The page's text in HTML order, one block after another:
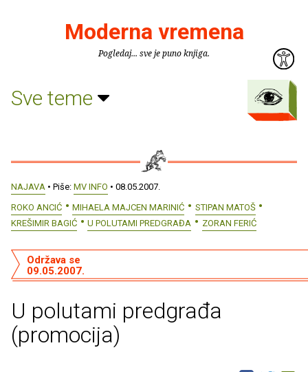
Moderna vremena
Pogledaj... sve je puno knjiga.
Sve teme
NAJAVA • Piše: MV INFO • 08.05.2007.
ROKO ANCIĆ
MIHAELA MAJCEN MARINIĆ
STIPAN MATOŠ
KREŠIMIR BAGIĆ
U POLUTAMI PREDGRAĐA ZORAN FERIĆ
U polutami predgrađa
(promocija)
Održava se
09.05.2007.